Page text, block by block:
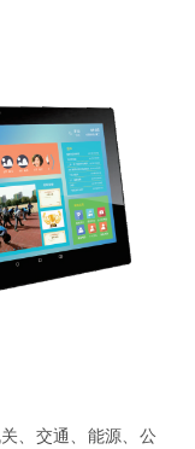
、交通、能源、公